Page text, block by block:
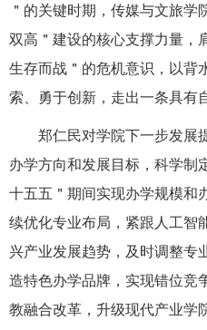
＂的关键时期，传媒与文旅学
双高＂建设的核心支撑力量，
生存而战＂的危机意识，以背
索、勇于创新，走出一条具有
郑仁民对学院下一步发展
办学方向和发展目标，科学制
十五五＂期间实现办学规模和
续优化专业布局，紧跟人工智
兴产业发展趋势，及时调整专
造特色办学品牌，实现错位竞
教融合改革，升级现代产业学